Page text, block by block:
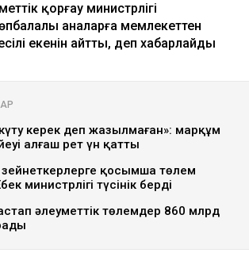
қорғау министрлігі
аналарға мемлекеттен
екенін айтты, деп хабарлайды
керек деп жазылмаған»: марқұм
алғаш рет үн қатты
қосымша төлем
министрлігі түсінік берді
әлеуметтік төлемдер 860 млрд